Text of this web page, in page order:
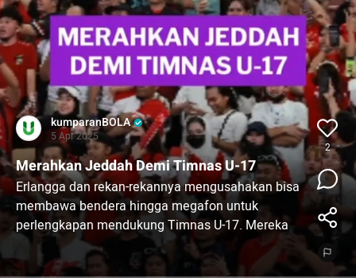
kumparanBOLA
5 Apr 2025
Merahkan Jeddah Demi Timnas U-17
Erlangga dan rekan-rekannya mengusahakan bisa
membawa bendera hingga megafon untuk
perlengkapan mendukung Timnas U-17. Mereka
tidak bisa terlalu mencolok dari segi kreativitas
karena aturan ketat di Arab Saudi. Cara lain untuk
2